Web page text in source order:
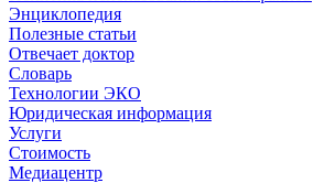
Энциклопедия
Полезные статьи
Отвечает доктор
Словарь
Технологии ЭКО
Юридическая информация
Услуги
Стоимость
Медиацентр